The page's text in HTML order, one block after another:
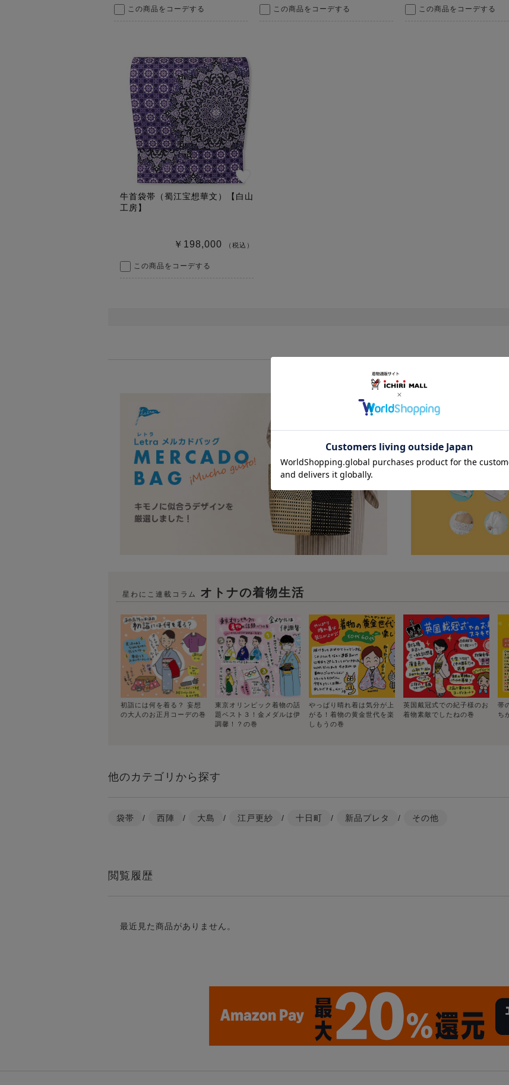
この商品をコーデする この商品をコーデする この商品をコーデする
牛首袋帯（蜀江宝想華文）【白山
工房】
￥198,000 （税込）
この商品をコーデする
星わにこ連載コラム オトナの着物生活
初詣には何を着る？ 妄想
の大人のお正月コーデの巻
東京オリンピック着物の話
題ベスト３！金メダルは伊
調馨！？の巻
やっぱり晴れ着は気分が上
がる！着物の黄金世代を楽
しもうの巻
英国戴冠式での紀子様のお
着物素敵でしたねの巻
帯
ち
他のカテゴリから探す
袋帯 / 西陣 / 大島 / 江戸更紗 / 十日町 / 新品プレタ / その他
閲覧履歴
最近見た商品がありません。